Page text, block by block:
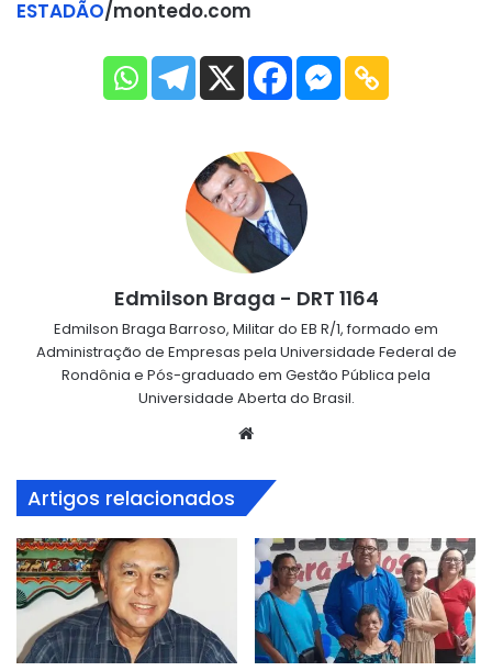
ESTADÃO/montedo.com
Edmilson Braga - DRT 1164
Edmilson Braga Barroso, Militar do EB R/1, formado em
Administração de Empresas pela Universidade Federal de
Rondônia e Pós-graduado em Gestão Pública pela
Universidade Aberta do Brasil.
Artigos relacionados